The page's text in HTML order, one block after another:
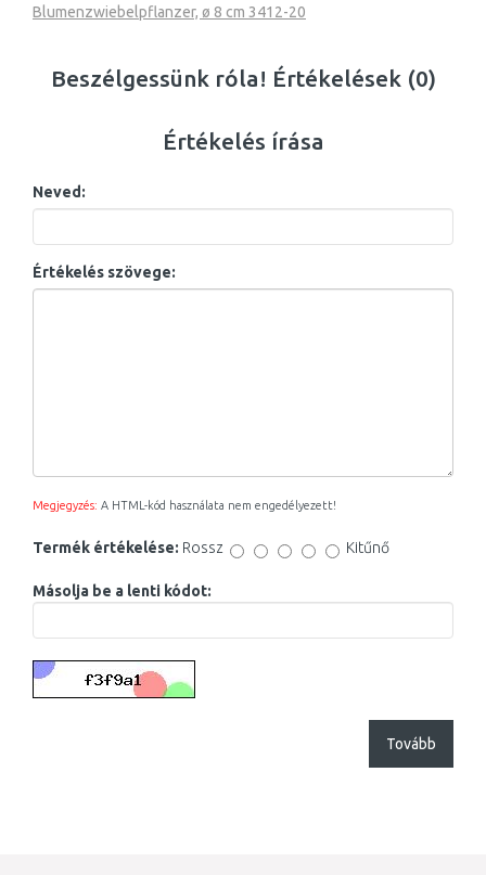
Blumenzwiebelpflanzer, ø 8 cm 3412-20
Beszélgessünk róla! Értékelések (0)
Értékelés írása
Neved:
Értékelés szövege:
Megjegyzés: A HTML-kód használata nem engedélyezett!
Termék értékelése: Rossz Kitűnő
Másolja be a lenti kódot:
Tovább